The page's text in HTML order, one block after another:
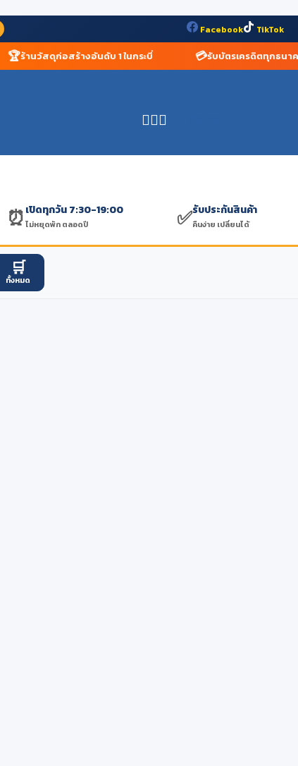
Facebook TikTok
ร้านวัสดุก่อสร้างอันดับ 1 ในกระบี่ รับบัตรเครดิตทุกธนาคา
⏰เปิดทุกวัน 7:30-19:00
ไม่หยุดพัก ตลอดปี ✅รับประกันสินค้า
คืนง่าย เปลี่ยนได้
🛒
ทั้งหมด